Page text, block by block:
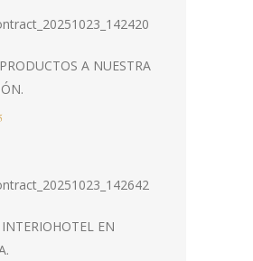
A NUESTRA
EN